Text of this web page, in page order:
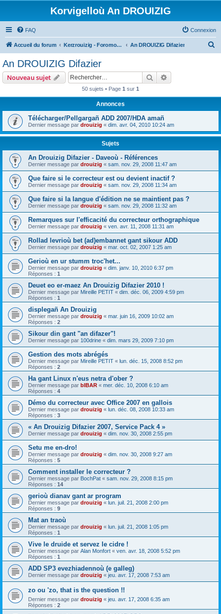
Korvigelloù An DROUIZIG
FAQ Connexion
Accueil du forum Kerzrouizig - Foromoù An Drouizig An DROUIZIG Difazier
e
r
An DROUIZIG Difazier
Nouveau sujet Rechercher
50 sujets • Page 1 sur 1
Annonces
Télécharger/Pellgargañ ADD 2007/HDA amañ
Dernier message par drouizig « dim. avr. 04, 2010 10:24 am
Sujets
An Drouizig Difazier - Daveoù - Références
Dernier message par drouizig « sam. nov. 29, 2008 11:47 am
Que faire si le correcteur est ou devient inactif ?
Dernier message par drouizig « sam. nov. 29, 2008 11:34 am
Que faire si la langue d'édition ne se maintient pas ?
Dernier message par drouizig « sam. nov. 29, 2008 11:32 am
Remarques sur l'efficacité du correcteur orthographique
Dernier message par drouizig « ven. avr. 11, 2008 11:31 am
Rollad levrioù bet (ad)embannet gant sikour ADD
Dernier message par drouizig « mar. oct. 02, 2007 1:25 am
Gerioù en ur stumm troc'het...
Dernier message par drouizig « dim. janv. 10, 2010 6:37 pm
Réponses : 1
Deuet eo er-maez An Drouizig Difazier 2010 !
Dernier message par Mireille PETIT « dim. déc. 06, 2009 4:59 pm
Réponses : 1
displegañ An Drouizig
Dernier message par drouizig « mar. juin 16, 2009 10:02 am
Réponses : 2
Sikour din gant "an difazer"!
Dernier message par 100drine « dim. mars 29, 2009 7:10 pm
Gestion des mots abrégés
Dernier message par Mireille PETIT « lun. déc. 15, 2008 8:52 pm
Réponses : 2
Ha gant Linux n'eus netra d'ober ?
Dernier message par bIBAR « mer. déc. 10, 2008 6:10 am
Réponses : 4
Démo du correcteur avec Office 2007 en gallois
Dernier message par drouizig « lun. déc. 08, 2008 10:33 am
Réponses : 3
« An Drouizig Difazier 2007, Service Pack 4 »
Dernier message par drouizig « dim. nov. 30, 2008 2:55 pm
Setu me en-dro!
Dernier message par drouizig « dim. nov. 30, 2008 9:27 am
Réponses : 5
Comment installer le correcteur ?
Dernier message par BochPat « sam. nov. 29, 2008 8:15 pm
Réponses : 14
gerioù dianav gant ar program
Dernier message par drouizig « lun. juil. 21, 2008 2:00 pm
Réponses : 9
Mat an traoù
Dernier message par drouizig « lun. juil. 21, 2008 1:05 pm
Réponses : 1
Vive le druide et servez le cidre !
Dernier message par Alan Monfort « ven. avr. 18, 2008 5:52 pm
Réponses : 1
ADD SP3 evezhiadennoù (e galleg)
Dernier message par drouizig « jeu. avr. 17, 2008 7:53 am
zo ou 'zo, that is the question !!
Dernier message par drouizig « jeu. avr. 17, 2008 6:35 am
Réponses : 2